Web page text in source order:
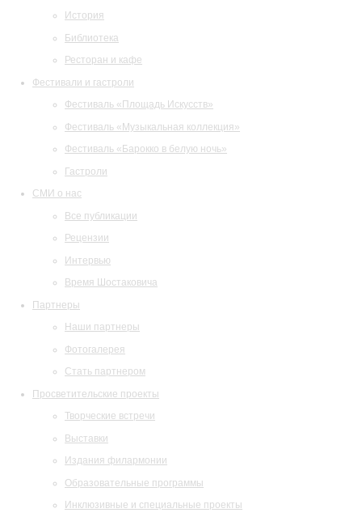
История
Библиотека
Ресторан и кафе
Фестивали и гастроли
Фестиваль «Площадь Искусств»
Фестиваль «Музыкальная коллекция»
Фестиваль «Барокко в белую ночь»
Гастроли
СМИ о нас
Все публикации
Рецензии
Интервью
Время Шостаковича
Партнеры
Наши партнеры
Фотогалерея
Стать партнером
Просветительские проекты
Творческие встречи
Выставки
Издания филармонии
Образовательные программы
Инклюзивные и специальные проекты